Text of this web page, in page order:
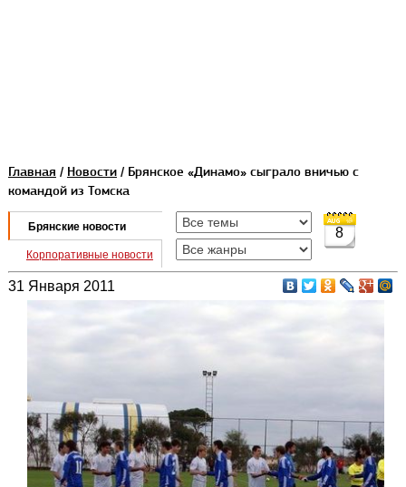
Главная / Новости/ Брянское «Динамо» сыграло вничью с
командой из Томска
Брянские новости
Корпоративные новости
8
31 Января 2011